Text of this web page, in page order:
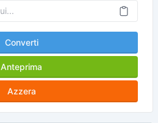
Converti
Anteprima
Azzera